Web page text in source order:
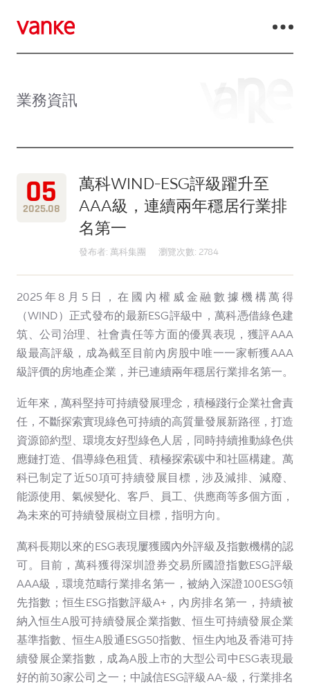
業務資訊
05
2025.08
萬科WIND-ESG評級躍升至
AAA級，連續兩年穩居行業排
名第一
發布者: 萬科集團 瀏覽次數: 2784
2025年8月5日，在國內權威金融數據機構萬得
（WIND）正式發布的最新ESG評級中，萬科憑借綠色建
筑、公司治理、社會責任等方面的優異表現，獲評AAA
級最高評級，成為截至目前內房股中唯一一家斬獲AAA
級評價的房地產企業，并已連續兩年穩居行業排名第一。
近年來，萬科堅持可持續發展理念，積極踐行企業社會責
任，不斷探索實現綠色可持續的高質量發展新路徑，打造
資源節約型、環境友好型綠色人居，同時持續推動綠色供
應鏈打造、倡導綠色租賃、積極探索碳中和社區構建。萬
科已制定了近50項可持續發展目標，涉及減排、減廢、
能源使用、氣候變化、客戶、員工、供應商等多個方面，
為未來的可持續發展樹立目標，指明方向。
萬科長期以來的ESG表現屢獲國內外評級及指數機構的認
可。目前，萬科獲得深圳證券交易所國證指數ESG評級
AAA級，環境范疇行業排名第一，被納入深證100ESG領
先指數；恒生ESG指數評級A+，內房排名第一，持續被
納入恒生A股可持續發展企業指數、恒生可持續發展企業
基準指數、恒生A股通ESG50指數、恒生內地及香港可持
續發展企業指數，成為A股上市的大型公司中ESG表現最
好的前30家公司之一；中誠信ESG評級AA-級，行業排名